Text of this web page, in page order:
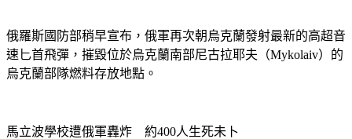
俄羅斯國防部稍早宣布，俄軍再次朝烏克蘭發射最新的高超音
速匕首飛彈，摧毀位於烏克蘭南部尼古拉耶夫（Mykolaiv）的
烏克蘭部隊燃料存放地點。
馬立波學校遭俄軍轟炸　約400人生死未卜